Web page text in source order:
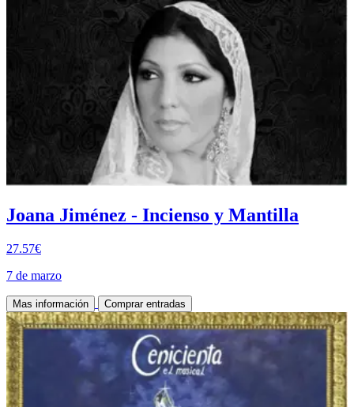
Joana Jiménez - Incienso y Mantilla
27.57€
7 de marzo
Mas información Comprar entradas